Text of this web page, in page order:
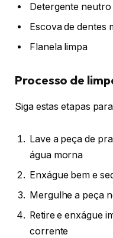
Detergente neutro
Escova de dentes
Flanela limpa
Processo de
Siga estas etapas
Lave a peça de
água morna
Enxágue bem e
Mergulhe a peça
Retire e enxágue
corrente